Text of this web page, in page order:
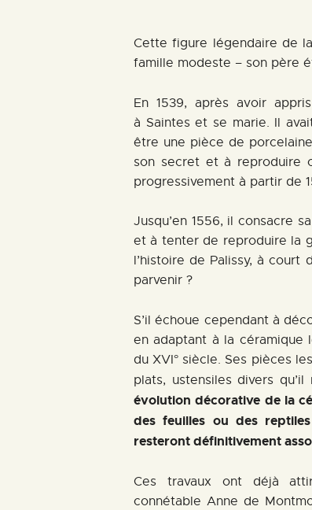
Cette figure légendaire de
famille modeste – son père
En 1539, après avoir
à Saintes et se marie. Il
être une pièce de
son secret et à reproduire
progressivement à partir de
Jusqu’en 1556, il consacre
et à tenter de reproduire la
l’histoire de Palissy, à
parvenir ?
S’il échoue cependant à
en adaptant à la céramique
du XVI° siècle. Ses pièces
plats, ustensiles divers qu’il
évolution décorative de la
des feuilles ou des
resteront définitivement
Ces travaux ont déjà
connétable Anne de